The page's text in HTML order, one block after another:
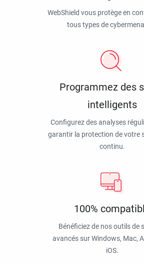
WebShield vous protège en
tous types de
Programmez des
intelligents
Configurez des analyses
garantir la protection de votre
continu.
100%
Bénéficiez de nos outils de
avancés sur Windows, Mac,
iOS.